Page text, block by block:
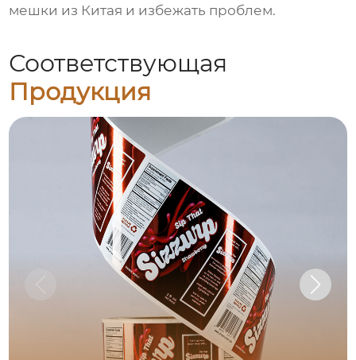
мешки из Китая и избежать проблем.
Соответствующая
Продукция